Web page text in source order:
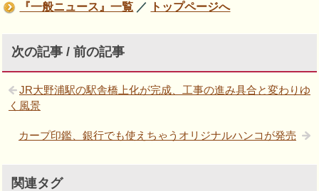
『一般ニュース』一覧 ／ トップページへ
次の記事 / 前の記事
JR大野浦駅の駅舎橋上化が完成、工事の進み具合と変わりゆ
く風景
カープ印鑑、銀行でも使えちゃうオリジナルハンコが発売
関連タグ